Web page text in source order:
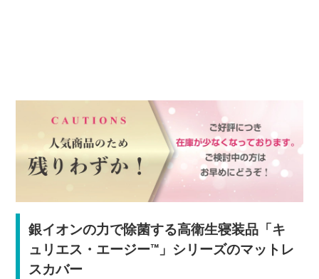
銀イオンの力で除菌する高衛生寝装品「キ
ュリエス・エージー™」シリーズのマットレ
スカバー